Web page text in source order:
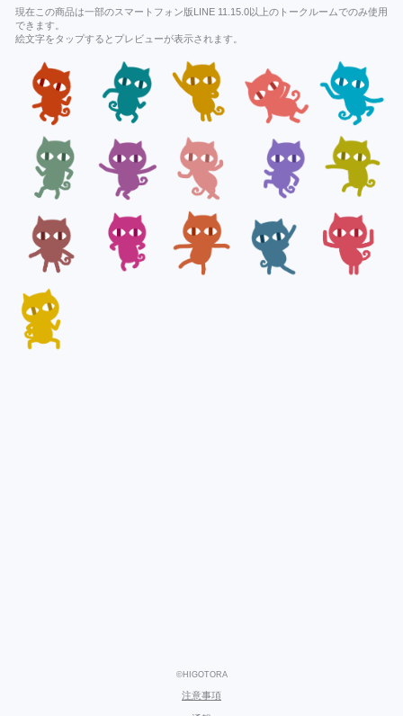
現在この商品は一部のスマートフォン版LINE 11.15.0以上のトークルームでのみ使用
できます。
絵文字をタップするとプレビューが表示されます。
©HIGOTORA
注意事項